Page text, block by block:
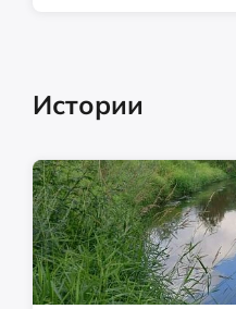
Истории